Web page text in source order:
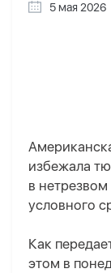
5 мая 2026
избежала
в
условного
Как
этом в